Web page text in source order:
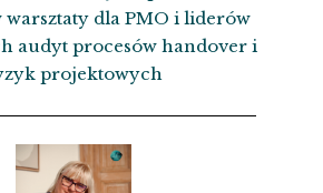
warsztaty dla PMO i liderów
audyt procesów handover i
projektowych